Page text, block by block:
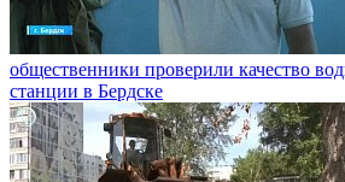
общественники проверили качество
станции в Бердске